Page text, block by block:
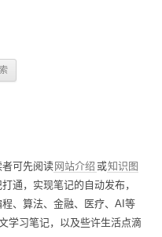
可先阅读 网站介绍 或知识图
通，实现笔记的自动发布，
、算法、金融、医疗、AI等
学习笔记，以及些许生活点滴